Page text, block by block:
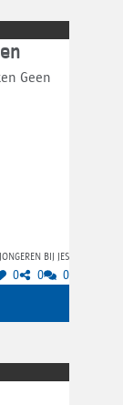
Geen
Jongeren bij JES
0 0 0